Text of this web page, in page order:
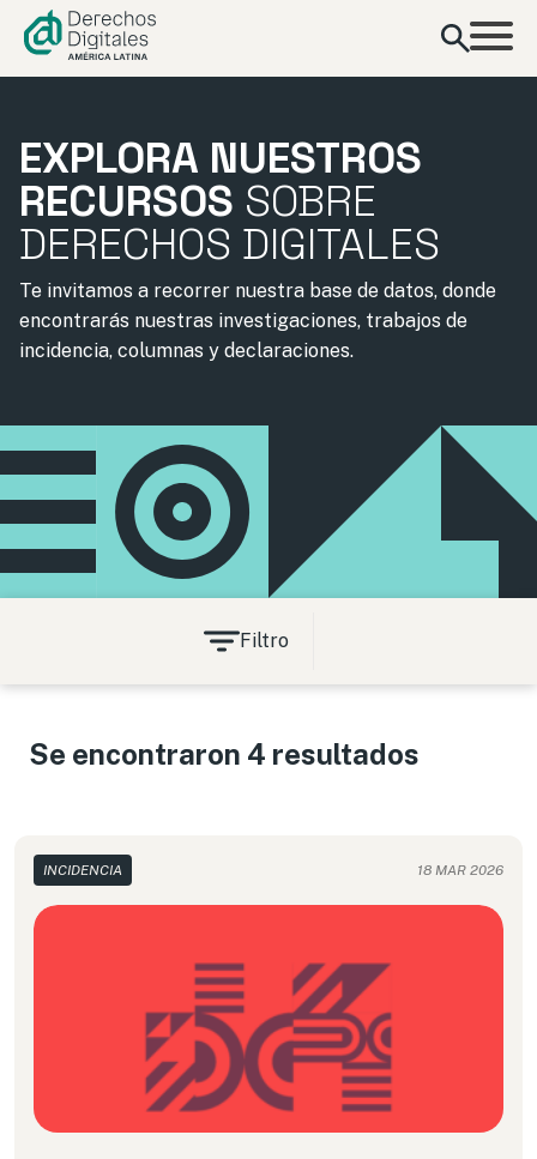
contenido
EXPLORA NUESTROS
RECURSOS SOBRE
DERECHOS DIGITALES
Te invitamos a recorrer nuestra base de datos, donde
encontrarás nuestras investigaciones, trabajos de
incidencia, columnas y declaraciones.
Filtro
Se encontraron 4 resultados
INCIDENCIA 18 MAR 2026